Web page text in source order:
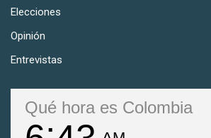
Elecciones
Opinión
Entrevistas
Qué hora es Colombia